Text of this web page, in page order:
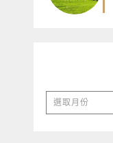
彙
整